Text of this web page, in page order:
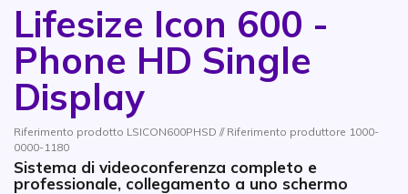
Lifesize Icon 600 -
Phone HD Single
Display
Riferimento prodotto LSICON600PHSD // Riferimento produttore 1000-
0000-1180
Sistema di videoconferenza completo e
professionale, collegamento a uno schermo
Vai all'inizio della galleria di immagini